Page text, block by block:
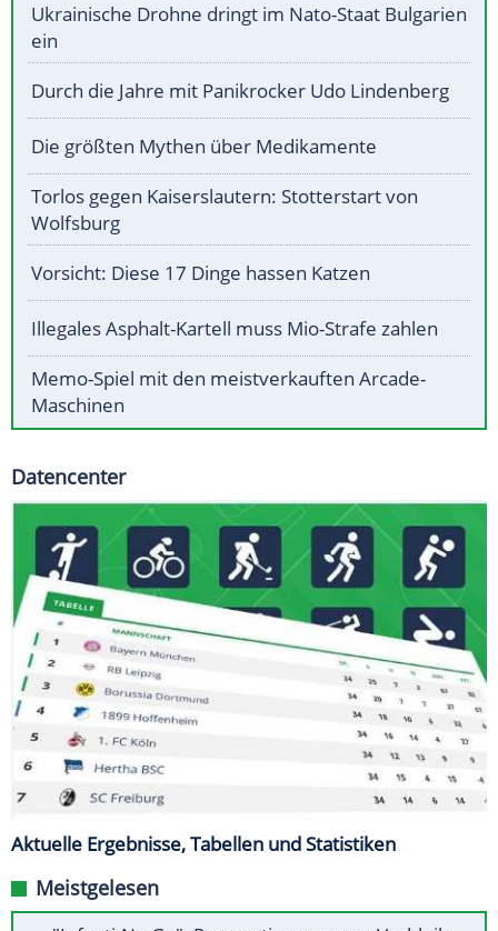
Ukrainische Drohne dringt im Nato-Staat Bulgarien
ein
Durch die Jahre mit Panikrocker Udo Lindenberg
Die größten Mythen über Medikamente
Torlos gegen Kaiserslautern: Stotterstart von
Wolfsburg
Vorsicht: Diese 17 Dinge hassen Katzen
Illegales Asphalt-Kartell muss Mio-Strafe zahlen
Memo-Spiel mit den meistverkauften Arcade-
Maschinen
Datencenter
Aktuelle Ergebnisse, Tabellen und Statistiken
Meistgelesen